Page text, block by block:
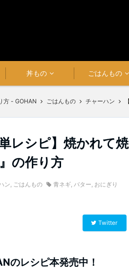
丼もの ごはんもの
方 - GOHAN ごはんもの チャーハン
単レシピ】焼かれて
の作り方
ン, ごはんもの 青ネギ, バター, おにぎり
Twitter
のレシピ本発売中！